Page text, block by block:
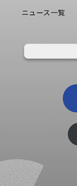
ニュース一覧